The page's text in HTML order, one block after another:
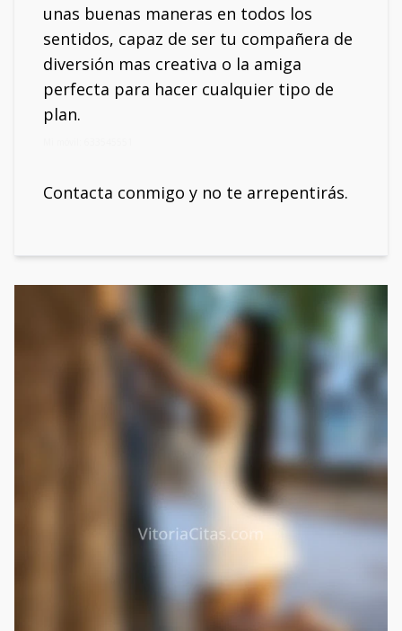
unas buenas maneras en todos los
sentidos, capaz de ser tu compañera de
diversión mas creativa o la amiga
perfecta para hacer cualquier tipo de
plan.
Contacta conmigo y no te arrepentirás.